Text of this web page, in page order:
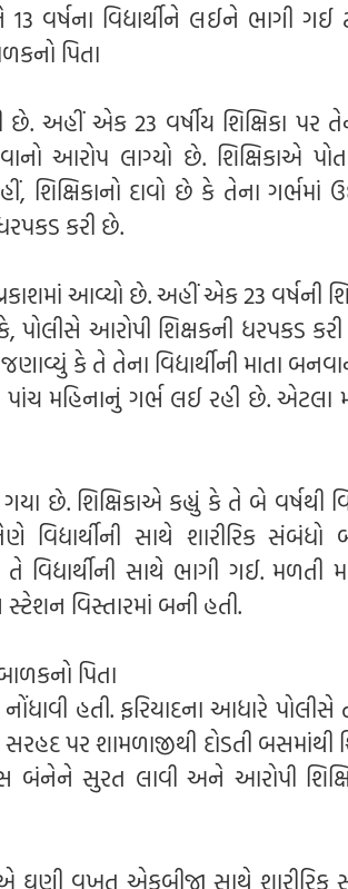
વર્ષના વિદ્યાર્થીને લઈને ભાગી ગઈ
પિતા
અહીં એક 23 વર્ષીય શિક્ષિકા પર
આરોપ લાગ્યો છે. શિક્ષિકાએ
શિક્ષિકાનો દાવો છે કે તેના ગર્ભમાં
કરી છે.
આવ્યો છે. અહીં એક 23 વર્ષની
પોલીસે આરોપી શિક્ષકની ધરપકડ કરી
કે તે તેના વિદ્યાર્થીની માતા
પાંચ મહિનાનું ગર્ભ લઈ રહી છે. એટલા
છે. શિક્ષિકાએ કહ્યું કે તે બે વર્ષથી
સાથે શારીરિક સંબંધો
સાથે ભાગી ગઈ. મળતી
વિસ્તારમાં બની હતી.
પિતા
હતી. ફરિયાદના આધારે પોલીસે
પર શામળાજીથી દોડતી બસમાંથી
બંનેને સુરત લાવી અને આરોપી
ઘણી વખત એકબીજા સાથે શારીરિક